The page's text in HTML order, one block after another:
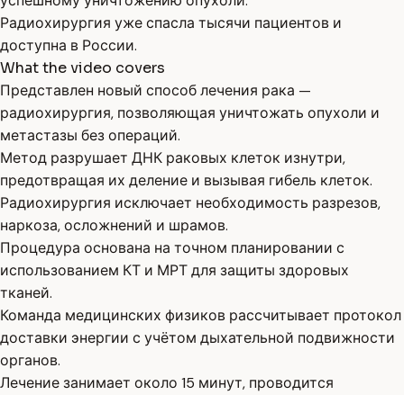
Радиохирургия уже спасла тысячи пациентов и
доступна в России.
What the video covers
Представлен новый способ лечения рака —
радиохирургия, позволяющая уничтожать опухоли и
метастазы без операций.
Метод разрушает ДНК раковых клеток изнутри,
предотвращая их деление и вызывая гибель клеток.
Радиохирургия исключает необходимость разрезов,
наркоза, осложнений и шрамов.
Процедура основана на точном планировании с
использованием КТ и МРТ для защиты здоровых
тканей.
Команда медицинских физиков рассчитывает протокол
доставки энергии с учётом дыхательной подвижности
органов.
Лечение занимает около 15 минут, проводится